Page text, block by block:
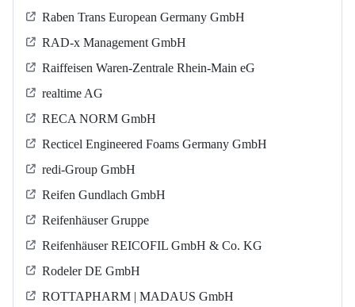
Raben Trans European Germany GmbH
RAD-x Management GmbH
Raiffeisen Waren-Zentrale Rhein-Main eG
realtime AG
RECA NORM GmbH
Recticel Engineered Foams Germany GmbH
redi-Group GmbH
Reifen Gundlach GmbH
Reifenhäuser Gruppe
Reifenhäuser REICOFIL GmbH & Co. KG
Rodeler DE GmbH
ROTTAPHARM | MADAUS GmbH